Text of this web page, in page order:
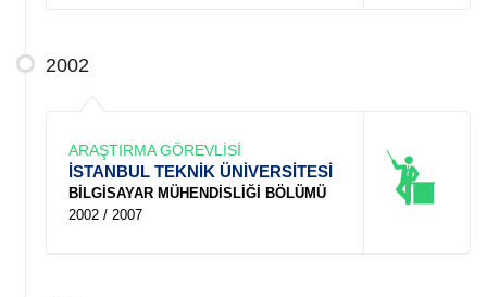
2002
ARAŞTIRMA GÖREVLİSİ
İSTANBUL TEKNİK ÜNİVERSİTESİ
BİLGİSAYAR MÜHENDİSLİĞİ BÖLÜMÜ
2002 / 2007